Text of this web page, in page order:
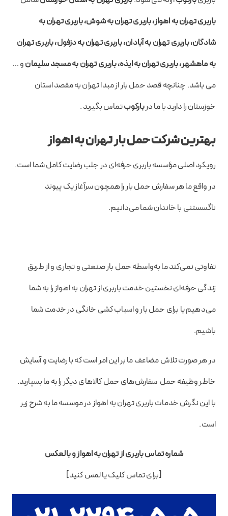
باربری تهران به اهواز، باربری تهران به شوش، باربری تهران به
شادگان، باربری تهران به آبادان، باربری تهران به دزفول، باربری تهران
به ماهشهر، باربری تهران به ایذه، باربری تهران به مسجد سلیمانو …
می باشد. چنانچه قصد حمل بار از مبدا تهران به مقصد استان
خوزستان را دارید با ما دربارکوبتماس بگیرید .
بهترین شرکت حمل بار تهران به اهواز
رویکرد اصلی مؤسسه باربری حرفه‌ای در جلب رضایت کامل شما است.
در واقع ما هر سفارش حمل بار را همچون سرآغاز یک پیوند
ناگسستنی با خاندان شما می‌دانیم.
تفاوتی نمی‌کند ما به‌واسطه حمل بار صنعتی و تجاری و از طریق
زندگی حرفه‌ای نخستین خدمت باربری از تهران به اهواز را به شما
می‌دهیم یا برای حمل بار و اسباب‌ کشی خانگی در خدمت شما
باشیم.
در هر صورت تلاش مضاعف ما بر این امر است که با رضایت و آسایش
خاطر وظیفه حمل سفارش‌های حمل کالاهای دیگر را به ما بسپارید.
با این نگرش خدمات باربری تهران به اهواز در موسسه ما به شرح زیر
است.
شماره تماس باربری از تهران به اهواز و بالعکس
[برای تماس کلیک یا لمس کنید]